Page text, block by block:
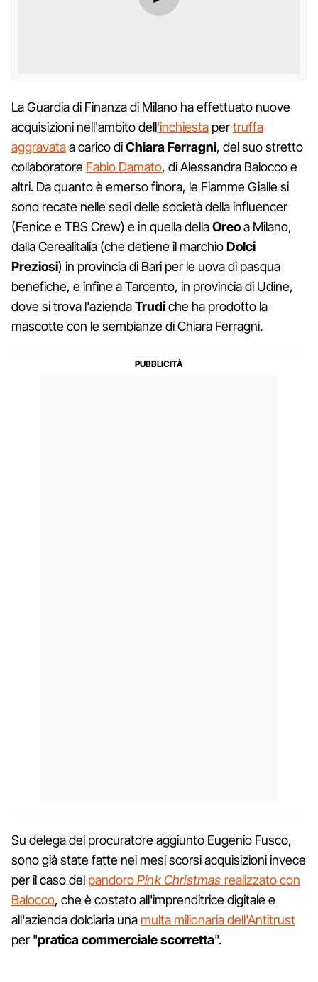
La Guardia di Finanza di Milano ha effettuato nuove
acquisizioni nell'ambito dell‘inchiesta pertruffa
aggravataa carico diChiara Ferragni, del suo stretto
collaboratore Fabio Damato, di Alessandra Balocco e
altri. Da quanto è emerso finora, le Fiamme Gialle si
sono recate nelle sedi delle società della influencer
(Fenice e TBS Crew) e in quella dellaOreoa Milano,
dalla Cerealitalia (che detiene il marchioDolci
Preziosi) in provincia di Bari per le uova di pasqua
benefiche, e infine a Tarcento, in provincia di Udine,
dove si trova l'aziendaTrudiche ha prodotto la
mascotte con le sembianze di Chiara Ferragni.
Su delega del procuratore aggiunto Eugenio Fusco,
sono già state fatte nei mesi scorsi acquisizioni invece
per il caso del pandoroPink Christmas realizzato con
Balocco, che è costato all'imprenditrice digitale e
all'azienda dolciaria una multa milionaria dell'Antitrust
per "pratica commerciale scorretta".